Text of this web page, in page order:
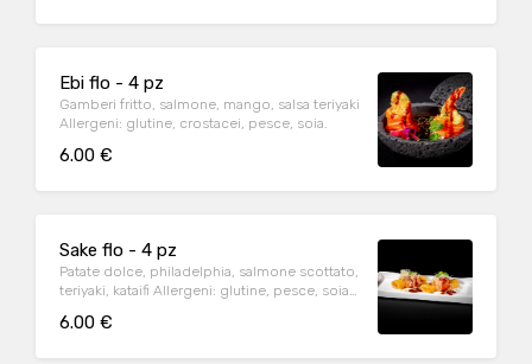
Ebi flo - 4 pz
Gamberi fritto, salmone, mango, salsa teriyaki
Allergeni: glutine, crostacei, pesce, soia.
6.00 €
Sake flo - 4 pz
Patate dolce, philadelphia, salmone scottato,
teriyaki, kataifi Allergeni: glutine, pesce, soia,
6.00 €